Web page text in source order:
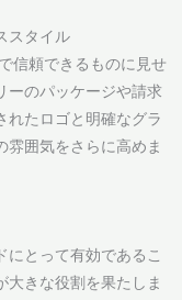
スタイル
信頼できるものに見せ
ーのパッケージや請求
れたロゴと明確なグラ
雰囲気をさらに高めま
にとって有効であるこ
大きな役割を果たしま